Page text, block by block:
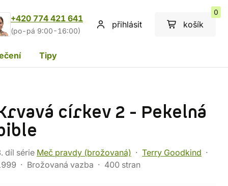
+420 774 421 641
(po-pá 9:00-16:00)
přihlásit košík
0
Tipy
církev 2 - Pekelná
díl série Meč pravdy (brožovaná)
Terry Goodkind
Brožovaná vazba 400 stran